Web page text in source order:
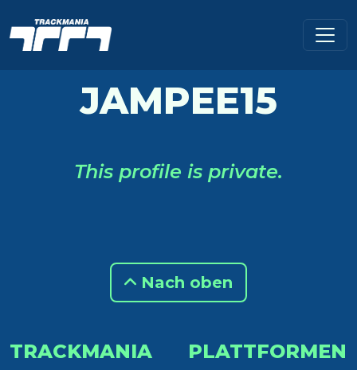
JAMPEE15
This profile is private.
Nach oben
TRACKMANIA PLATTFORMEN